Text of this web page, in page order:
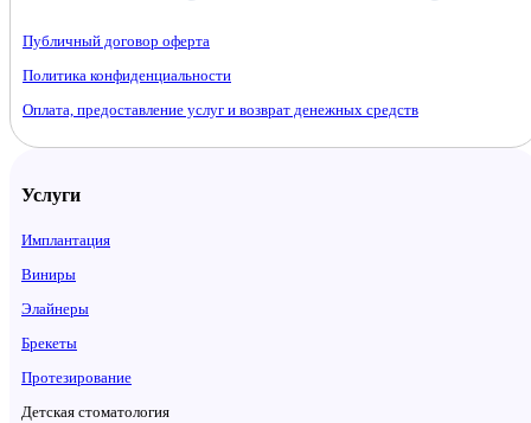
Публичный договор оферта
Политика конфиденциальности
Оплата, предоставление услуг и возврат денежных средств
Услуги
Имплантация
Виниры
Элайнеры
Брекеты
Протезирование
Детская стоматология